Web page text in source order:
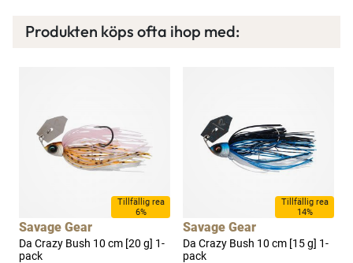
Produkten köps ofta ihop med:
Tillfällig rea
6%
Savage Gear
Da Crazy Bush 10 cm [20 g] 1-
pack
Tillfällig rea
14%
Savage Gear
Da Crazy Bush 10 cm [15 g] 1-
pack